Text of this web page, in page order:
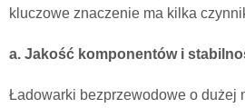
kluczowe znaczenie ma kilka
a. Jakość komponentów i
Ładowarki bezprzewodowe o dużej